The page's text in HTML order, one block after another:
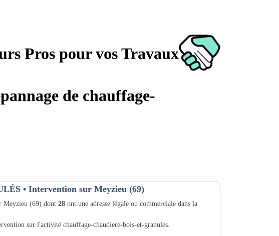
Pros pour vos Travaux
de chauffage-
• Intervention sur Meyzieu (69)
Meyzieu (69) dont 28 ont une adresse légale ou commerciale dans la
sur l'activité chauffage-chaudiere-bois-et-granules.